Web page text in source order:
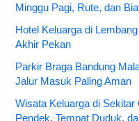
Minggu Pagi, Rute, dan
Hotel Keluarga di
Akhir Pekan
Parkir Braga Bandung
Jalur Masuk Paling Aman
Wisata Keluarga di
Pendek, Tempat Duduk,